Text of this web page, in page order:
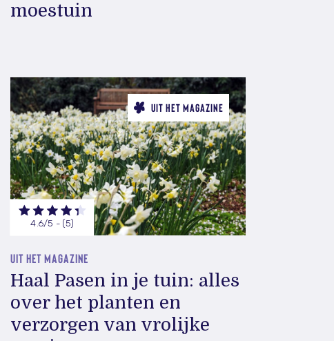
moestuin
UIT HET MAGAZINE
4.6/5 - (5)
UIT HET MAGAZINE
Haal Pasen in je tuin: alles
over het planten en
verzorgen van vrolijke